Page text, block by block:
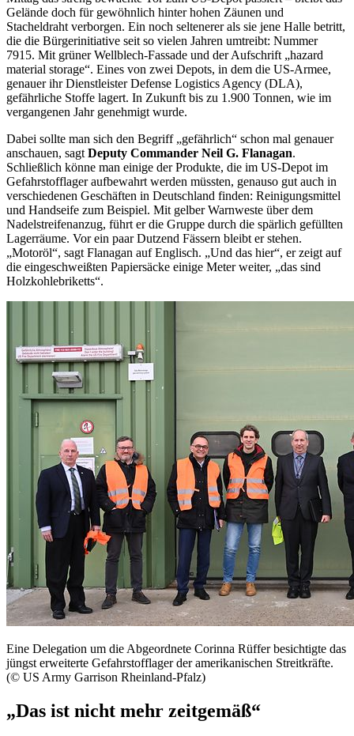
Gelände doch für gewöhnlich hinter hohen Zäunen und
Stacheldraht verborgen. Ein noch seltenerer als sie jene Halle betritt,
die die Bürgerinitiative seit so vielen Jahren umtreibt: Nummer
7915. Mit grüner Wellblech-Fassade und der Aufschrift „hazard
material storage“. Eines von zwei Depots, in dem die US-Armee,
genauer ihr DienstleisterDefense Logistics Agency (DLA),
gefährliche Stoffe lagert. In Zukunft bis zu 1.900 Tonnen, wie im
vergangenen Jahr genehmigt wurde.
Dabei sollte man sich den Begriff „gefährlich“ schon mal genauer
anschauen, sagt Deputy Commander Neil G. Flanagan.
Schließlich könne man einige der Produkte, die im US-Depot im
Gefahrstofflager aufbewahrt werden müssten, genauso gut auch in
verschiedenen Geschäften in Deutschland finden: Reinigungsmittel
und Handseife zum Beispiel. Mit gelber Warnweste über dem
Nadelstreifenanzug, führt er die Gruppe durch die spärlich gefüllten
Lagerräume. Vor ein paar Dutzend Fässern bleibt er stehen.
„Motoröl“, sagt Flanagan auf Englisch. „Und das hier“, er zeigt auf
die eingeschweißten Papiersäcke einige Meter weiter, „das sind
Holzkohlebriketts“.
Eine Delegation um die Abgeordnete Corinna Rüffer besichtigte das
jüngst erweiterte Gefahrstofflager der amerikanischen Streitkräfte.
(© US Army Garrison Rheinland-Pfalz)
„Das ist nicht mehr zeitgemäß“